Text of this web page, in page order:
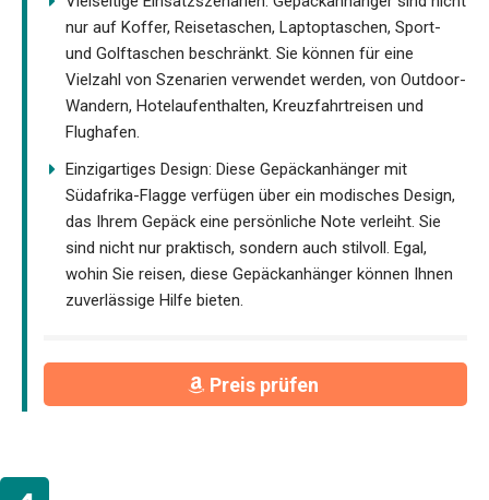
nur auf Koffer, Reisetaschen, Laptoptaschen, Sport-
und Golftaschen beschränkt. Sie können für eine
Vielzahl von Szenarien verwendet werden, von Outdoor-
Wandern, Hotelaufenthalten, Kreuzfahrtreisen und
Flughafen.
Einzigartiges Design: Diese Gepäckanhänger mit
Südafrika-Flagge verfügen über ein modisches Design,
das Ihrem Gepäck eine persönliche Note verleiht. Sie
sind nicht nur praktisch, sondern auch stilvoll. Egal,
wohin Sie reisen, diese Gepäckanhänger können Ihnen
zuverlässige Hilfe bieten.
Preis prüfen